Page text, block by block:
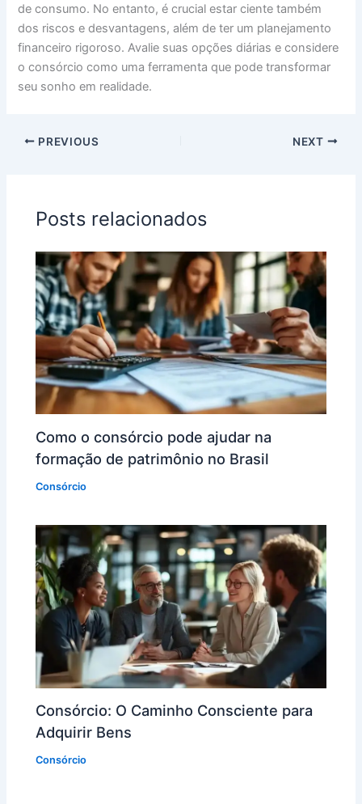
de consumo. No entanto, é crucial estar ciente também
dos riscos e desvantagens, além de ter um planejamento
financeiro rigoroso. Avalie suas opções diárias e considere
o consórcio como uma ferramenta que pode transformar
seu sonho em realidade.
PREVIOUS NEXT
Posts relacionados
Como o consórcio pode ajudar na
formação de patrimônio no Brasil
Consórcio
Consórcio: O Caminho Consciente para
Adquirir Bens
Consórcio